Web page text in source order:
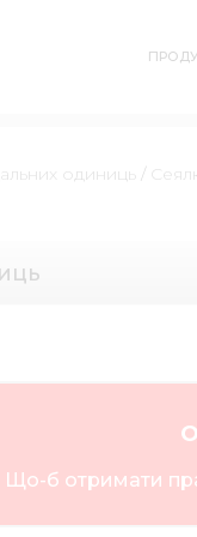
одиниць /
Що-б отримати